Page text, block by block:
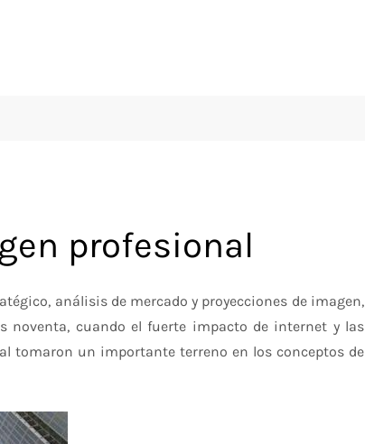
profesional
análisis de mercado y proyecciones de imagen,
noventa, cuando el fuerte impacto de internet y las
tomaron un importante terreno en los conceptos de